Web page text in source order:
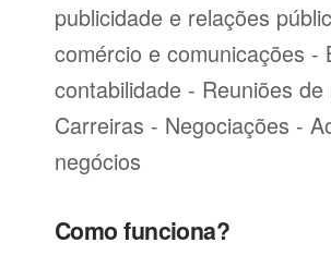
publicidade e relações
comércio e comunicações
contabilidade - Reuniões
Carreiras - Negociações -
negócios
Como funciona?